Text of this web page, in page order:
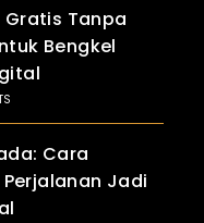
Tanpa
Bengkel
Cara
Jadi